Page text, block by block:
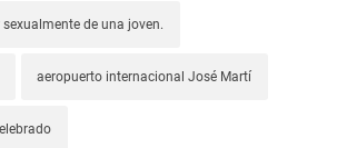
de una joven.
aeropuerto internacional José Martí